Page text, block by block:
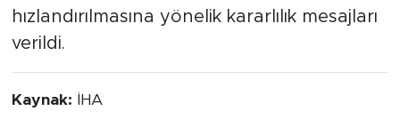
ve ekonomik entegrasyonun
hızlandırılmasına yönelik kararlılık mesajları